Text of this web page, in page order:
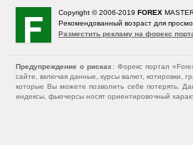
Copyright © 2006-2019 FOREX
Рекомендованный возраст для
Разместить рекламу на форекс
Предупреждение о рисках : Форекс портал
сайте, включая данные, курсы валют, котировки,
которые Вы можете позволить себе потерять.
индексы, фьючерсы носят ориентировочный